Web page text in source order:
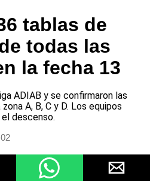
tablas de
todas las
la fecha 13
ADIAB y se confirmaron las
A, B, C y D. Los equipos
descenso.